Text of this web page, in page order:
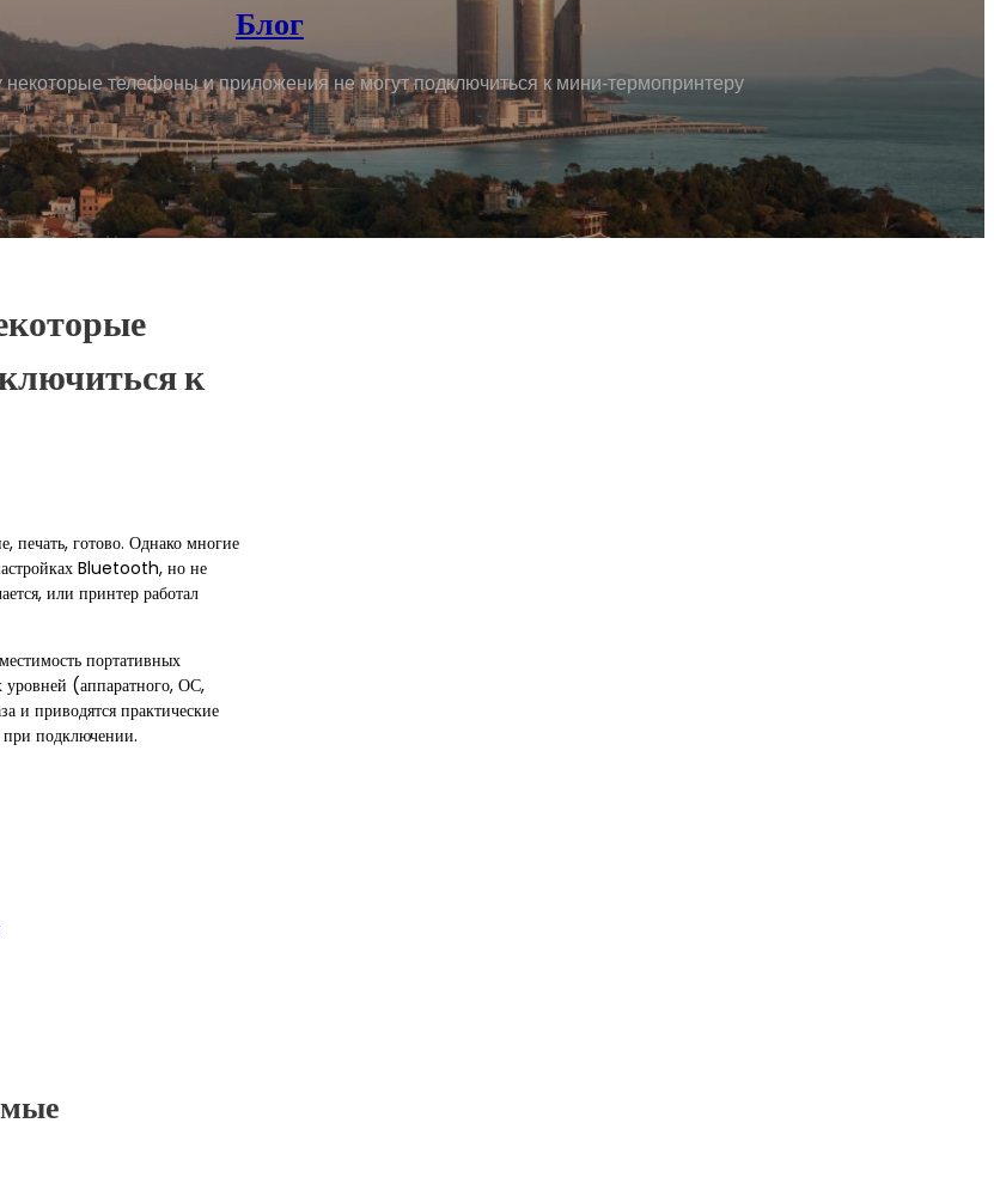
Блог
телефоны и приложения не могут подключиться к мини-термопринтеру
к
печать, готово. Однако многие
Bluetooth, но не
или принтер работал
портативных
уровней (аппаратного, ОС,
и приводятся практические
при подключении.